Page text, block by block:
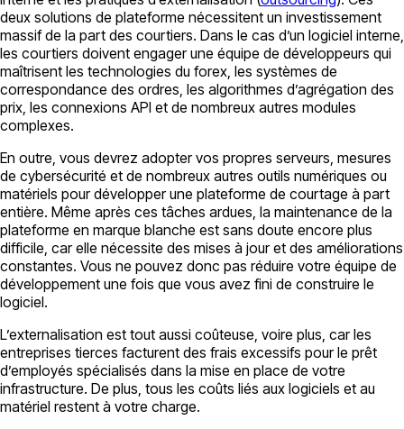
deux solutions de plateforme nécessitent un investissement
massif de la part des courtiers. Dans le cas d’un logiciel interne,
les courtiers doivent engager une équipe de développeurs qui
maîtrisent les technologies du forex, les systèmes de
correspondance des ordres, les algorithmes d’agrégation des
prix, les connexions API et de nombreux autres modules
complexes.
En outre, vous devrez adopter vos propres serveurs, mesures
de cybersécurité et de nombreux autres outils numériques ou
matériels pour développer une plateforme de courtage à part
entière. Même après ces tâches ardues, la maintenance de la
plateforme en marque blanche est sans doute encore plus
difficile, car elle nécessite des mises à jour et des améliorations
constantes. Vous ne pouvez donc pas réduire votre équipe de
développement une fois que vous avez fini de construire le
logiciel.
L’externalisation est tout aussi coûteuse, voire plus, car les
entreprises tierces facturent des frais excessifs pour le prêt
d’employés spécialisés dans la mise en place de votre
infrastructure. De plus, tous les coûts liés aux logiciels et au
matériel restent à votre charge.